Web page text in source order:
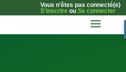
Vous n'êtes pas connecté(e)
S'inscrireou Se connecter